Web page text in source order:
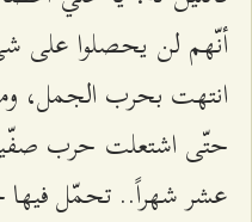
أنّهم لن يحصلوا على
انتهت بحرب الجمل،
حتّى اشتعلت حرب
عشر شهراً.. تحمّل فيها